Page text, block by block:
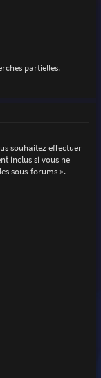
partielles.
souhaitez effectuer
inclus si vous ne
sous-forums ».